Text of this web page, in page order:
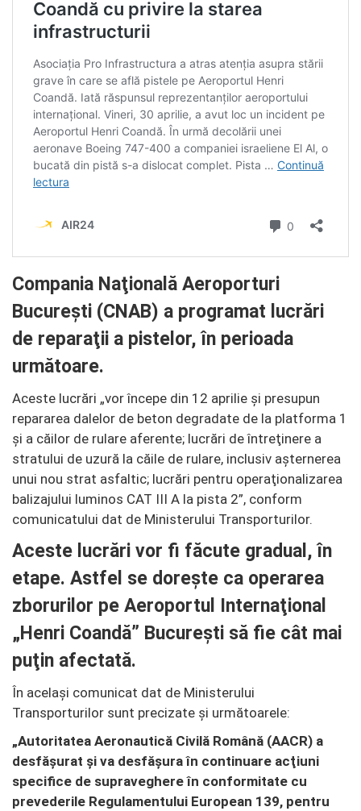
Compania Naţională Aeroporturi
Bucureşti (CNAB) a programat lucrări
de reparaţii a pistelor, în perioada
următoare.
Aceste lucrări „vor începe din 12 aprilie şi presupun
repararea dalelor de beton degradate de la platforma 1
şi a căilor de rulare aferente; lucrări de întreţinere a
stratului de uzură la căile de rulare, inclusiv aşternerea
unui nou strat asfaltic; lucrări pentru operaţionalizarea
balizajului luminos CAT III A la pista 2”, conform
comunicatului dat de Ministerului Transporturilor.
Aceste lucrări vor fi făcute gradual, în
etape. Astfel se dorește ca operarea
zborurilor pe Aeroportul Internaţional
„Henri Coandă” Bucureşti să fie cât mai
puţin afectată.
În același comunicat dat de Ministerului
Transporturilor sunt precizate și următoarele:
„Autoritatea Aeronautică Civilă Română (AACR) a
desfăşurat şi va desfăşura în continuare acţiuni
specifice de supraveghere în conformitate cu
prevederile Regulamentului European 139, pentru